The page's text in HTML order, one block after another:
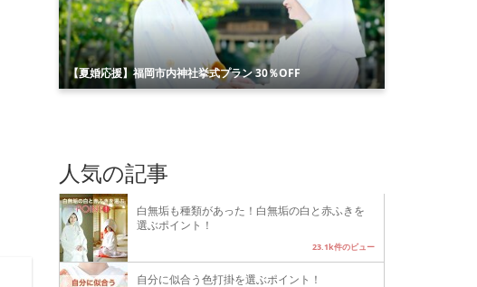
【夏婚応援】福岡市内神社挙式プラン 30％OFF
人気の記事
白無垢も種類があった！白無垢の白と赤ふきを
選ぶポイント！
23.1k件のビュー
自分に似合う色打掛を選ぶポイント！